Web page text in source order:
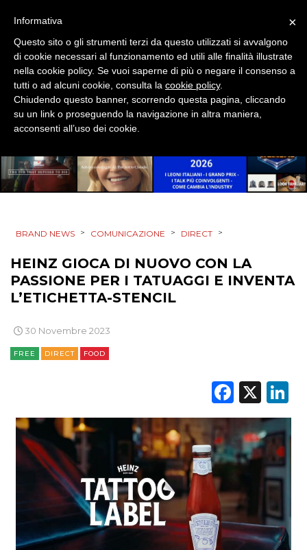
DATI
RICERCHE
PREVISIONI/SCENARI
TREND
CASE HISTORY
OPINIONI
BRAND NEWS > COMUNICAZIONE > DIRECT >
HEINZ GIOCA DI NUOVO CON LA
PASSIONE PER I TATUAGGI E INVENTA
L’ETICHETTA-STENCIL
30 Novembre 2023
FREE DIRECT FOOD
X
×
Informativa
Questo sito o gli strumenti terzi da questo utilizzati si avvalgono
di cookie necessari al funzionamento ed utili alle finalità illustrate
nella cookie policy. Se vuoi saperne di più o negare il consenso a
tutti o ad alcuni cookie, consulta la cookie policy.
Chiudendo questo banner, scorrendo questa pagina, cliccando
su un link o proseguendo la navigazione in altra maniera,
acconsenti all’uso dei cookie.